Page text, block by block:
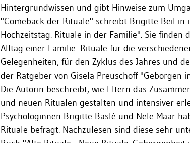
Hintergrundwissen und gibt Hinweise zum
"Comeback der Rituale" schreibt Brigitte Beil
Hochzeitstag. Rituale in der Familie". Sie finden
Alltag einer Familie: Rituale für die
Gelegenheiten, für den Zyklus des Jahres und
der Ratgeber von Gisela Preuschoff "Geborgen
Die Autorin beschreibt, wie Eltern das
und neuen Ritualen gestalten und intensiver
Psychologinnen Brigitte Baslé und Nele Maar
Rituale befragt. Nachzulesen sind diese sehr